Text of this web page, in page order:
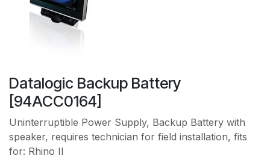
Datalogic Backup Battery
[94ACC0164]
Uninterruptible Power Supply, Backup Battery with
speaker, requires technician for field installation, fits
for: Rhino II